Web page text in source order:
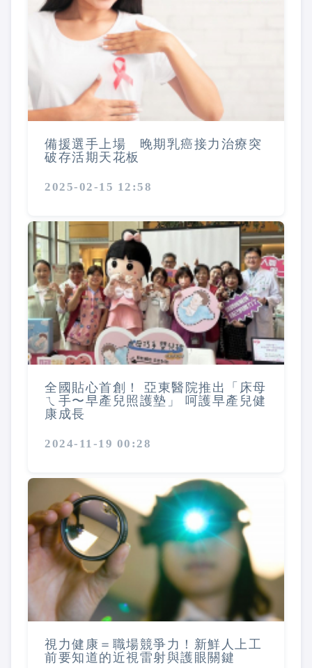
備援選手上場 晚期乳癌接力治療突
破存活期天花板
2025-02-15 12:58
全國貼心首創！ 亞東醫院推出「床母
ㄟ手〜早產兒照護墊」 呵護早產兒健
康成長
2024-11-19 00:28
視力健康＝職場競爭力！新鮮人上工
前要知道的近視雷射與護眼關鍵